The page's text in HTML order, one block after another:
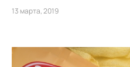
13 марта, 2019